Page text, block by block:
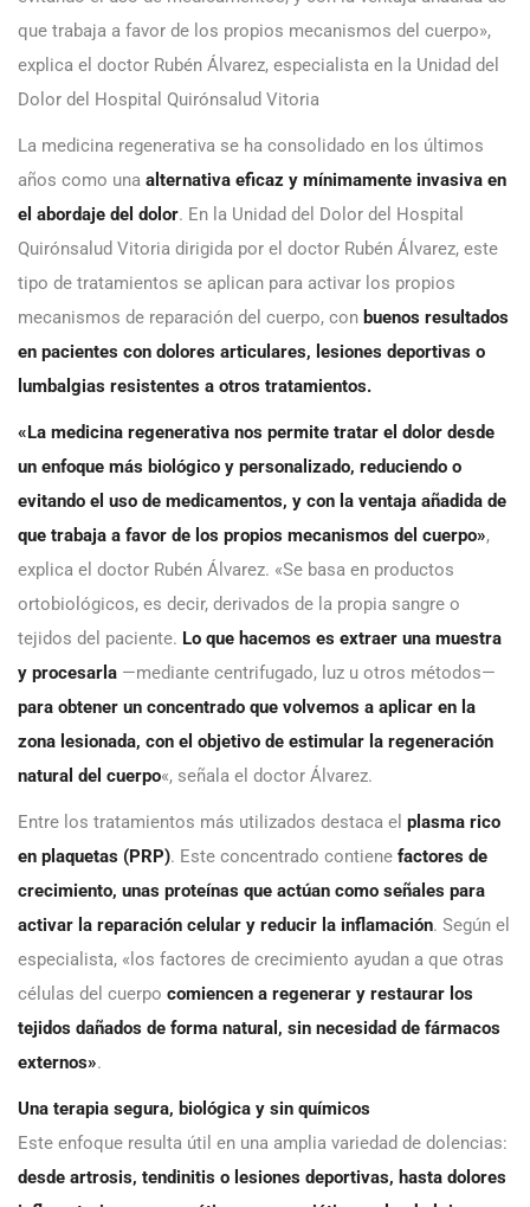
que trabaja a favor de los propios mecanismos del cuerpo»,
explica el doctor Rubén Álvarez, especialista en la Unidad del
Dolor del Hospital Quirónsalud Vitoria
La medicina regenerativa se ha consolidado en los últimos
años como una alternativa eficaz y mínimamente invasiva en
el abordaje del dolor. En la Unidad del Dolor del Hospital
Quirónsalud Vitoria dirigida por el doctor Rubén Álvarez, este
tipo de tratamientos se aplican para activar los propios
mecanismos de reparación del cuerpo, con buenos resultados
en pacientes con dolores articulares, lesiones deportivas o
lumbalgias resistentes a otros tratamientos.
«La medicina regenerativa nos permite tratar el dolor desde
un enfoque más biológico y personalizado, reduciendo o
evitando el uso de medicamentos, y con la ventaja añadida de
que trabaja a favor de los propios mecanismos del cuerpo»,
explica el doctor Rubén Álvarez. «Se basa en productos
ortobiológicos, es decir, derivados de la propia sangre o
tejidos del paciente. Lo que hacemos es extraer una muestra
y procesarla —mediante centrifugado, luz u otros métodos—
para obtener un concentrado que volvemos a aplicar en la
zona lesionada, con el objetivo de estimular la regeneración
natural del cuerpo«, señala el doctor Álvarez.
Entre los tratamientos más utilizados destaca el plasma rico
en plaquetas (PRP). Este concentrado contiene factores de
crecimiento, unas proteínas que actúan como señales para
activar la reparación celular y reducir la inflamación. Según el
especialista, «los factores de crecimiento ayudan a que otras
células del cuerpo comiencen a regenerar y restaurar los
tejidos dañados de forma natural, sin necesidad de fármacos
externos».
Una terapia segura, biológica y sin químicos
Este enfoque resulta útil en una amplia variedad de dolencias:
desde artrosis, tendinitis o lesiones deportivas, hasta dolores